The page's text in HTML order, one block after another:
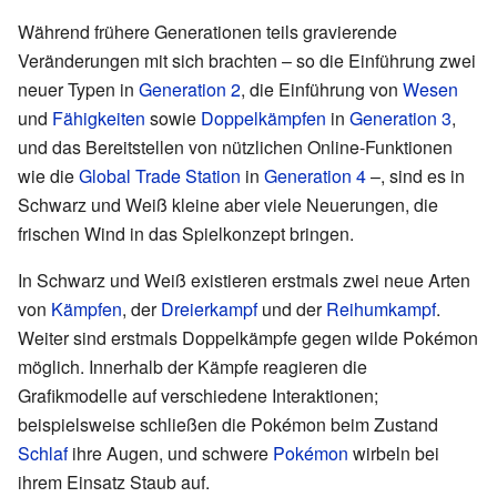
Während frühere Generationen teils gravierende
Veränderungen mit sich brachten – so die Einführung zwei
neuer Typen in Generation 2, die Einführung von Wesen
und Fähigkeiten sowie Doppelkämpfen in Generation 3,
und das Bereitstellen von nützlichen Online-Funktionen
wie dieGlobal Trade Station in Generation 4–, sind es in
Schwarz und Weiß kleine aber viele Neuerungen, die
frischen Wind in das Spielkonzept bringen.
In Schwarz und Weiß existieren erstmals zwei neue Arten
von Kämpfen, derDreierkampfund derReihumkampf.
Weiter sind erstmals Doppelkämpfe gegen wilde Pokémon
möglich. Innerhalb der Kämpfe reagieren die
Grafikmodelle auf verschiedene Interaktionen;
beispielsweise schließen die Pokémon beim Zustand
Schlafihre Augen, und schwere Pokémon wirbeln bei
ihrem Einsatz Staub auf.